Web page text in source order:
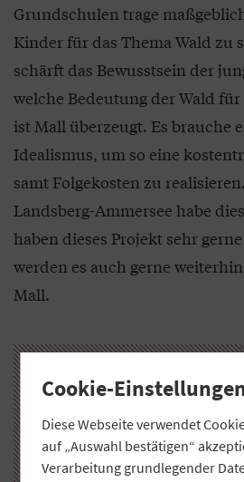
Grundschulen trage
Kinder für das Thema Wald zu
schärft das Bewusstsein der
welche Bedeutung der Wald
ist Mall überzeugt. Es brauche
Idealismus, um so eine
samt Folgekosten zu
Landsberg-Ammersee habe
haben dieses Projekt sehr
werden es auch gerne
Mall.
Cookie-
Diese Webseite verwendet
auf „Auswahl bestätigen“
Verarbeitung grundlegender